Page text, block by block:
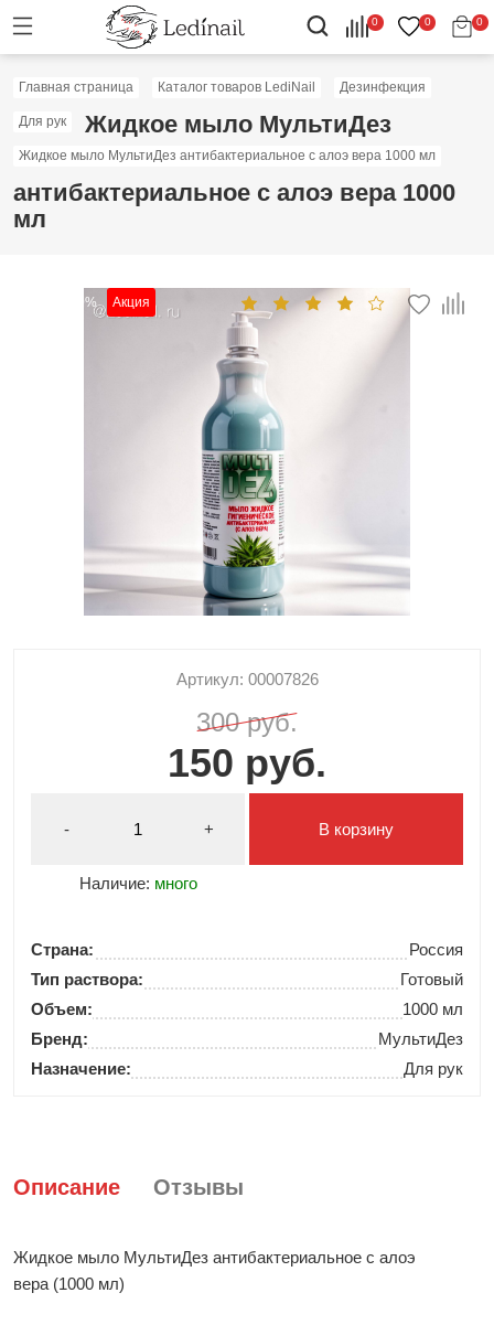
0 0 0
Главная страница Каталог товаров LediNail Дезинфекция
Для рук
Жидкое мыло МультиДез антибактериальное с алоэ вера 1000 мл
Жидкое мыло МультиДез
антибактериальное с алоэ вера 1000
мл
Скидка: 50% Акция
Артикул: 00007826
300 руб.
150 руб.
- +
Наличие: много
В корзину
Страна:
Россия
Тип раствора:
Готовый
Объем:
1000 мл
Бренд:
МультиДез
Назначение:
Для рук
Описание Отзывы
Жидкое мыло МультиДез антибактериальное с алоэ
вера (1000 мл)